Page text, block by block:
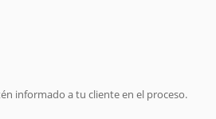
informado a tu cliente en el proceso.